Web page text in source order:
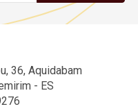
36, Aquidabam
- ES